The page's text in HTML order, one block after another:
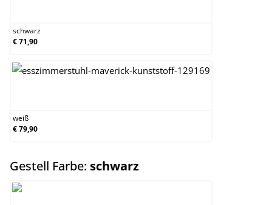
schwarz
€ 71,90
weiß
€ 79,90
Gestell Farbe: schwarzauswählen